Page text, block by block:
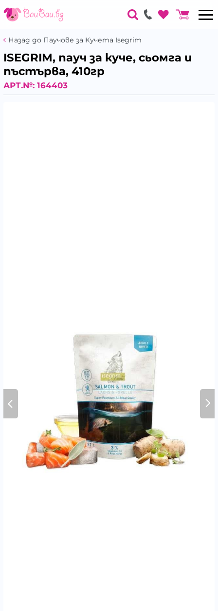
Назад до Паучове за Кучета Isegrim
ISEGRIM, пауч за куче, сьомга и
пъстърва, 410гр
АРТ.№: 164403